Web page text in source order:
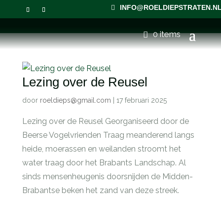
0 items
Lezing over de Reusel
door roeldieps@gmail.com 17 februari 2025
Lezing over de Reusel Georganiseerd door de
Beerse Vogelvrienden Traag meanderend langs
heide, moerassen en weilanden stroomt het
water traag door het Brabants Landschap. Al
sinds mensenheugenis doorsnijden de Midden-
Brabantse beken het zand van deze streek.